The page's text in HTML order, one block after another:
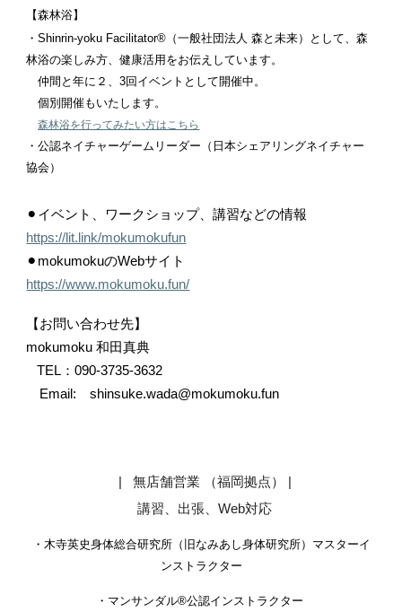
【森林浴】
・Shinrin-yoku Facilitator®︎（一般社団法人 森と未来）として、森
林浴の楽しみ方、健康活用をお伝えしています。
仲間と年に２、3回イベントとして開催中。
個別開催もいたします。
森林浴を行ってみたい方はこちら
・公認ネイチャーゲームリーダー（日本シェアリングネイチャー
協会）
⚫︎イベント、ワークショップ、講習などの情報
https://lit.link/mokumokufun
⚫︎mokumokuのWebサイト
https://www.mokumoku.fun/
【お問い合わせ先】
mokumoku 和田真典
TEL：090-3735-3632
Email: shinsuke.wada@mokumoku.fun
| 無店舗営業 （福岡拠点）
講習、出張、Web対応
・木寺英史身体総合研究所（ 旧なみあし身体研究所）マスターイ
ンストラクター
・ マンサンダル®︎公認インストラクター